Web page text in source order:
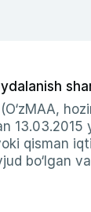
qisman
bo‘lgan